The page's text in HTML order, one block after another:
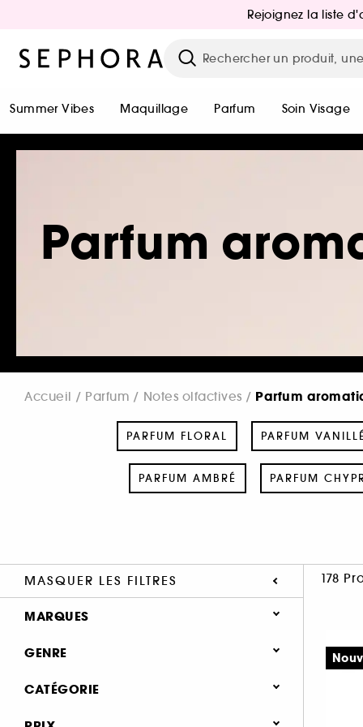
Rejoignez la liste
Summer Vibes Maquillage Parfum Soin Visage
Parfum
Accueil Parfum Notes olfactives Parfum
PARFUM FLORAL PARFUM
PARFUM AMBRÉ PARFUM
MASQUER LES FILTRES 178
MARQUES
GENRE
Homme (87)
CATÉGORIE
Parfum